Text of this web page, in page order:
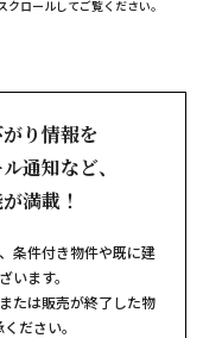
クロールしてご覧ください。
り情報を
通知など、
満載！
条件付き物件や既に建
います。
たは販売が終了した物
ださい。